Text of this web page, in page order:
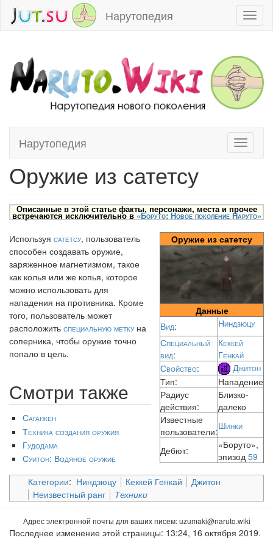
Нарутопедия
Toggle
Нарутопедия
Перейти к:навигация,поиск
Оружие из сатетсу
Описанные в этой статье факты, персонажи, места и прочее
встречаются исключительно в«Боруто: Новое поколение Наруто»
Оружие из сатетсу
Данные
Вид:
Ниндзюцу
Специальный
вид:
Кеккей
Генкай
Свойство:
Джитон
Тип:
Нападение
Радиус
действия:
Близко-
далеко
Известные
пользователи:Шинки
Дебют:
«Боруто»,
эпизод 59
Используя сатетсу, пользователь
способен создавать оружие,
заряженное магнетизмом, такое
как колья или же копья, которое
можно использовать для
нападения на противника. Кроме
того, пользователь может
расположить специальную меткуна
соперника, чтобы оружие точно
попало в цель.
Смотри также
Саганкен
Техника создания оружия
Гудодама
Суитон: Водяное оружие
Категории: Ниндзюцу Кеккей Генкай
Джитон
Неизвестный ранг
Техники
Адрес электронной почты для ваших писем:uzumaki
Последнее изменение этой страницы: 13:24, 16 октября 2019.